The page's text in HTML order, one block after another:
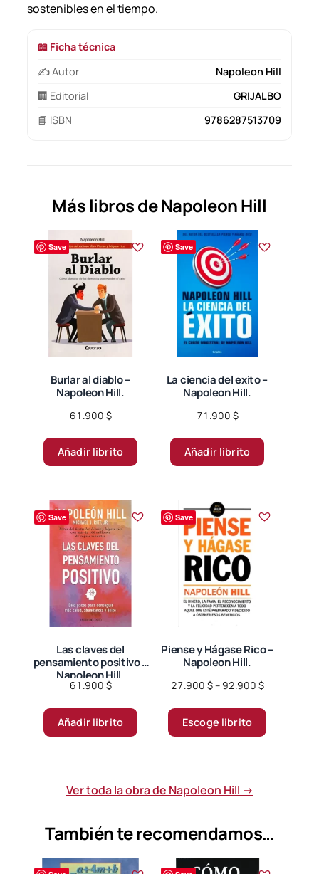
sostenibles en el tiempo.
📖 Ficha técnica
✍️ Autor
Napoleon Hill
🏢 Editorial
GRIJALBO
📘 ISBN
9786287513709
Más libros de Napoleon Hill
Save
Burlar al diablo –
Napoleon Hill.
61.900 $
Añadir librito
Save
La ciencia del exito –
Napoleon Hill.
71.900 $
Añadir librito
Save
Las claves del
pensamiento positivo –
Napoleon Hill.
61.900 $
Añadir librito
Save
Piense y Hágase Rico –
Napoleon Hill.
27.900 $– 92.900 $Price
27.900 $
through
Escoge librito
Ver toda la obra de Napoleon Hill →
También te recomendamos…